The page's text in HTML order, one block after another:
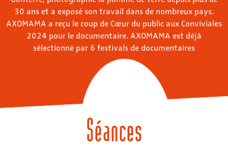
30 ans et a exposé son travail dans de nombreux pays.
AXOMAMA a reçu le coup de Cœur du public aux Conviviales
2024 pour le documentaire. AXOMAMA est déjà
sélectionné par 6 festivals de documentaires
Séances